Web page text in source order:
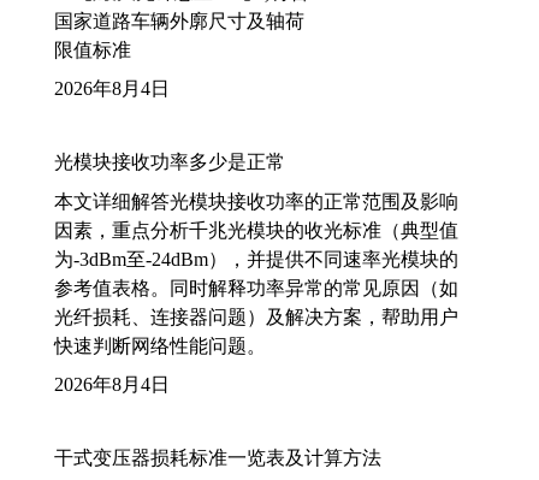
国家道路车辆外廓尺寸及轴荷
限值标准
2026年8月4日
光模块接收功率多少是正常
本文详细解答光模块接收功率的正常范围及影响
因素，重点分析千兆光模块的收光标准（典型值
为-3dBm至-24dBm），并提供不同速率光模块的
参考值表格。同时解释功率异常的常见原因（如
光纤损耗、连接器问题）及解决方案，帮助用户
快速判断网络性能问题。
2026年8月4日
干式变压器损耗标准一览表及计算方法